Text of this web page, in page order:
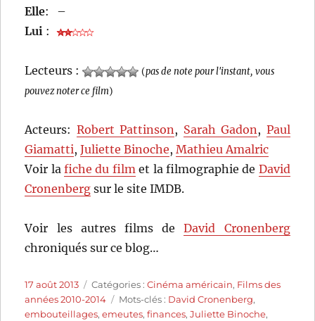
Elle:
–
Lui :
Lecteurs : (pas de note pour l'instant, vous
pouvez noter ce film)
Acteurs: Robert Pattinson, Sarah Gadon, Paul
Giamatti,Juliette Binoche,Mathieu Amalric
Voir lafiche du filmet la filmographie de David
Cronenberg sur le site IMDB.
Voir les autres films deDavid Cronenberg
chroniqués sur ce blog…
Publié
le
17 août 2013 Catégories
Catégories :Cinéma américain, Films des
années 2010-2014
Étiquettes
Mots-clés : David Cronenberg,
embouteillages,emeutes,finances,Juliette Binoche,